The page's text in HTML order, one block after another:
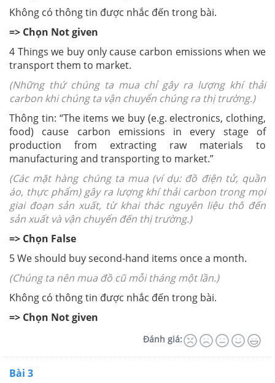
Không có thông tin được nhắc đến trong bài.
=> Chọn Not given
4 Things we buy only cause carbon emissions when we
transport them to market.
(Những thứ chúng ta mua chỉ gây ra lượng khí thải
carbon khi chúng ta vận chuyển chúng ra thị trường.)
Thông tin: “The items we buy (e.g. electronics, clothing,
food) cause carbon emissions in every stage of
production from extracting raw materials to
manufacturing and transporting to market.”
(Các mặt hàng chúng ta mua (ví dụ: đồ điện tử, quần
áo, thực phẩm) gây ra lượng khí thải carbon trong mọi
giai đoạn sản xuất, từ khai thác nguyên liệu thô đến
sản xuất và vận chuyển đến thị trường.)
=> Chọn False
5 We should buy second-hand items once a month.
(Chúng ta nên mua đồ cũ mỗi tháng một lần.)
Không có thông tin được nhắc đến trong bài.
=> Chọn Not given
Đánh giá:
Bài 3